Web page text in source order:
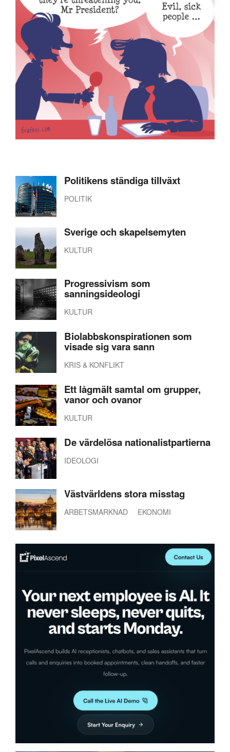
Politikens ständiga tillväxt
POLITIK
Sverige och skapelsemyten
KULTUR
Progressivism som
sanningsideologi
KULTUR
Biolabbskonspirationen som
visade sig vara sann
KRIS & KONFLIKT
Ett lågmält samtal om grupper,
vanor och ovanor
KULTUR
De värdelösa nationalistpartierna
IDEOLOGI
Västvärldens stora misstag
ARBETSMARKNAD EKONOMI